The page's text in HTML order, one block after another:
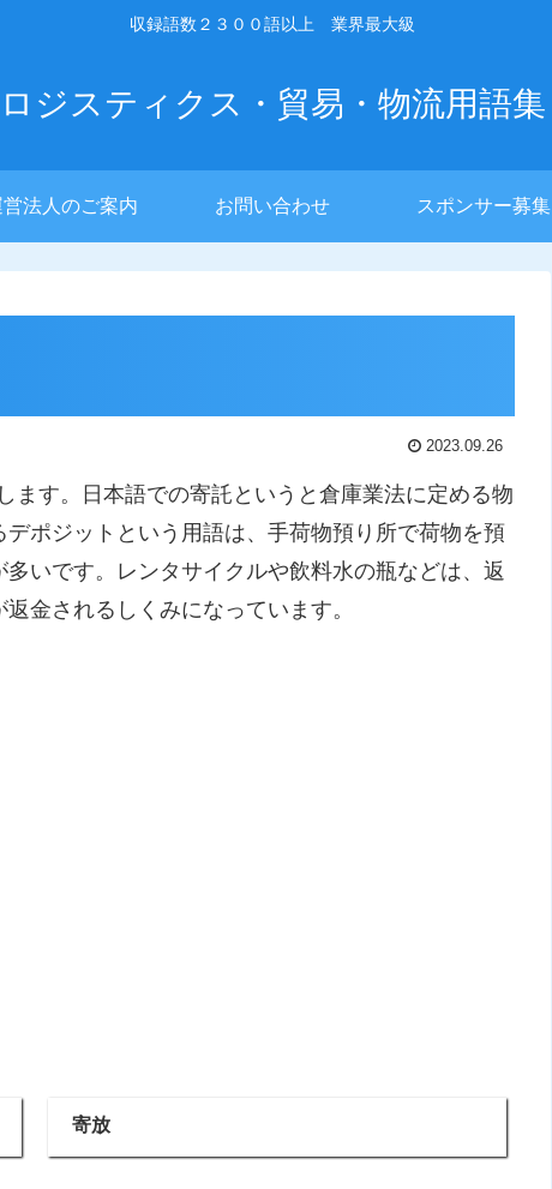
収録語数２３００語以上 業界最大級
ロジスティクス・貿易・物流用語集
営法人のご案内 お問い合わせ スポンサー募集
2023.09.26
ます。日本語での寄託というと倉庫業法に定める物
ポジットという用語は、手荷物預り所で荷物を預
いです。レンタサイクルや飲料水の瓶などは、返
金されるしくみになっています。
寄放